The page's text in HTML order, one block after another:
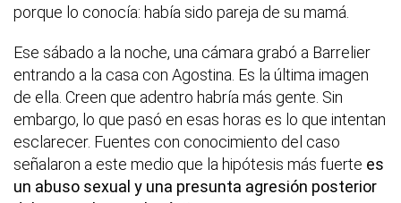
porque lo conocía: había sido pareja de su mamá.
Ese sábado a la noche, una cámara grabó a Barrelier
entrando a la casa con Agostina. Es la última imagen
de ella. Creen que adentro habría más gente. Sin
embargo, lo que pasó en esas horas es lo que intentan
esclarecer. Fuentes con conocimiento del caso
señalaron a este medio que la hipótesis más fuerte es
un abuso sexual y una presunta agresión posterior